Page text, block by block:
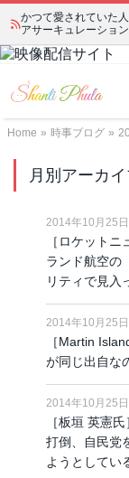
かつて愛されていた
アサーキュレーショ
Home » 時事ブログ »
月別アーカ
2014年10月25
［ロケット
ランド航空の
リティで見入
2014年10月25
［Martin
が同じ出自な
2014年10月25
［板垣 英憲
打倒、自民党
ようとしてい